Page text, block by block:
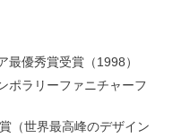
最優秀賞受賞
1998
ポラリーファニチャーフ
（世界最高峰のデザイン